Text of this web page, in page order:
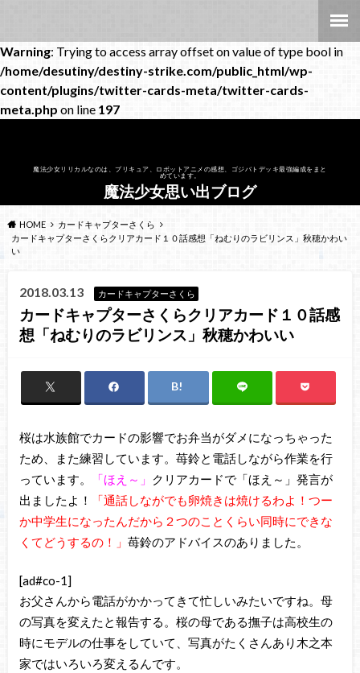
Warning: Trying to access array offset on value of type bool in
/home/desutiny/destiny-strike.com/public_html/wp-
content/plugins/twitter-cards-meta/twitter-cards-
meta.php on line 197
魔法少女リリカルなのは、プリキュア、ロボットアニメの感想、ゴジバトデッキ最強編成をまと
めています。
魔法少女思い出ブログ
HOME
カードキャプターさくら
カードキャプターさくらクリアカード１０話感想「ねむりのラビリンス」秋穂かわい
い
2018.03.13 カードキャプターさくら
カードキャプターさくらクリアカード１０話感
想「ねむりのラビリンス」秋穂かわいい
桜は水族館でカードの影響でお弁当がダメになっちゃった
ため、また練習しています。苺鈴と電話しながら作業を行
っています。
「ほえ～」 クリアカードで「ほえ～」発言が
出ましたよ！
「通話しながでも卵焼きは焼けるわよ！つー
か中学生になったんだから２つのことくらい同時にできな
くてどうするの！」 苺鈴のアドバイスのありました。
[ad#co-1]
お父さんから電話がかかってきて忙しいみたいですね。母
の写真を変えたと報告する。桜の母である撫子は高校生の
時にモデルの仕事をしていて、写真がたくさんあり木之本
家ではいろいろ変えるんです。